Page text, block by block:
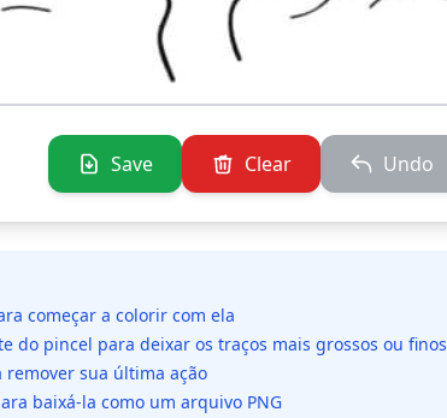
Save Clear Undo
começar a colorir com ela
do pincel para deixar os traços mais grossos ou finos
remover sua última ação
baixá-la como um arquivo PNG